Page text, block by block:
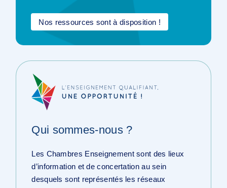
Nos ressources sont à disposition !
Qui sommes-nous ?
Les Chambres Enseignement sont des lieux
d’information et de concertation au sein
desquels sont représentés les réseaux